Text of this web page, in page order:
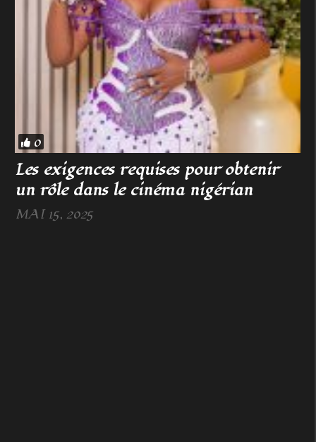
0
Les exigences requises pour obtenir
un rôle dans le cinéma nigérian
MAI 15, 2025